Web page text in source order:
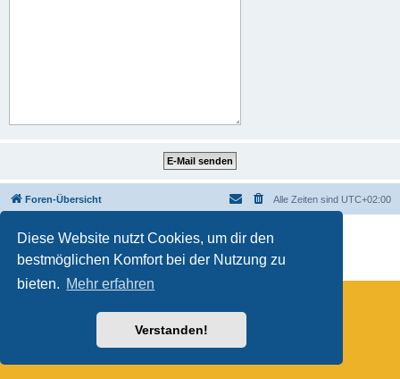
Diese Website nutzt Cookies, um dir den
bestmöglichen Komfort bei der Nutzung zu
bieten. Mehr erfahren
Verstanden!
Foren-Übersicht Alle Zeiten sind UTC+02:00
Powered by phpBB
® Forum Software © phpBB Limited
Deutsche Übersetzung durch
Datenschutz|Nutzungsbedingungen